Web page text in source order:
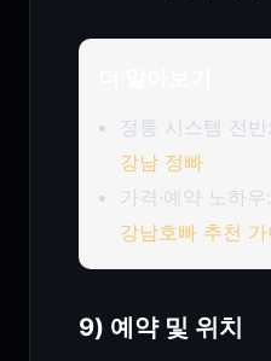
정통 시스템 전반:
강남 정빠
가격·예약 노하우:
강남호빠 추천 가
9) 예약 및 위치